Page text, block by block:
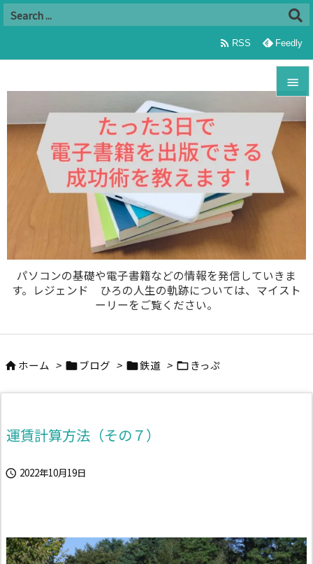
パソコンの基礎や電子書籍などの情報を発信していきま
す。レジェンド ひろの人生の軌跡については、マイスト
ーリーをご覧ください。


メニュ

前へ

検索
 RSS Feedly
 ホーム > ブログ > 鉄道 >  きっぷ
運賃計算方法（その７）
 2022年10月19日